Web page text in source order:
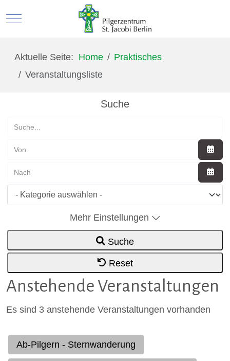
Mobile Menu Toggle
Aktuelle Seite: Home
Praktisches
Veranstaltungsliste
Suche
Suche...
Mehr Einstellungen
Suche
Reset
Anstehende Veranstaltungen
Es sind 3 anstehende Veranstaltungen vorhanden
Ab-Pilgern - Sternwanderung